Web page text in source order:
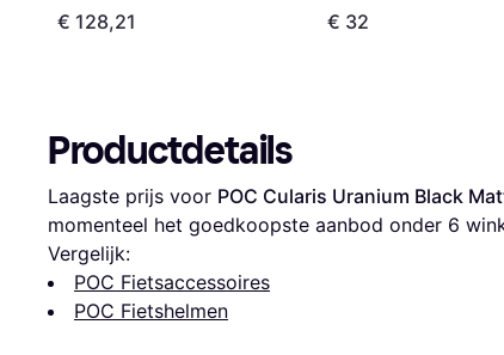
€ 128,21 € 32
Productdetails
Laagste prijs voor POC Cularis Uranium Black
momenteel het goedkoopste aanbod onder 6
Vergelijk:
POC Fietsaccessoires
POC Fietshelmen